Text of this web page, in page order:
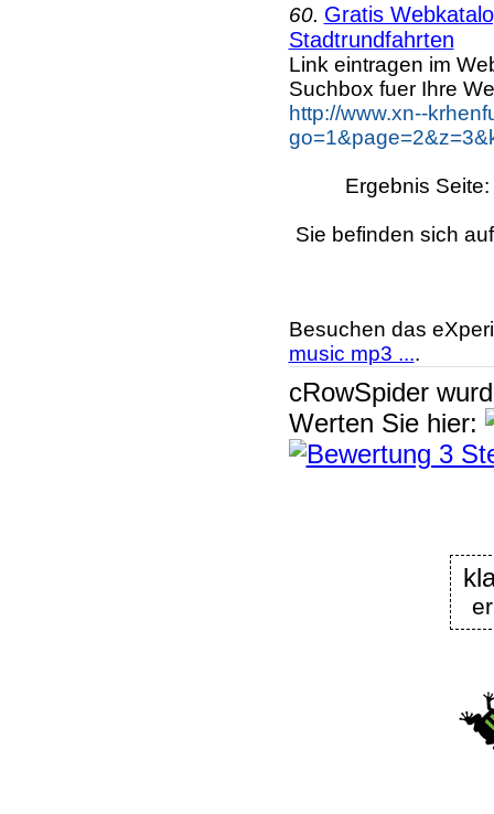
60. Gratis
Stadtrundfahrten
Link eintragen im
Suchbox fuer Ihre
http://www.xn--
Ergebnis Seite:
Sie befinden sich
Besuchen das
music mp3 ....
cRowSpider
Werten Sie hier: